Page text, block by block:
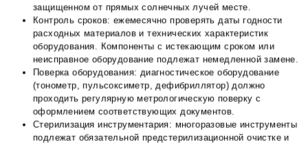
защищенном от прямых солнечных лучей месте.
Контроль сроков: ежемесячно проверять даты годности
расходных материалов и технических характеристик
оборудования. Компоненты с истекающим сроком или
неисправное оборудование подлежат немедленной замене.
Поверка оборудования: диагностическое оборудование
(тонометр, пульсоксиметр, дефибриллятор) должно
проходить регулярную метрологическую поверку с
оформлением соответствующих документов.
Стерилизация инструментария: многоразовые инструменты
подлежат обязательной предстерилизационной очистке и